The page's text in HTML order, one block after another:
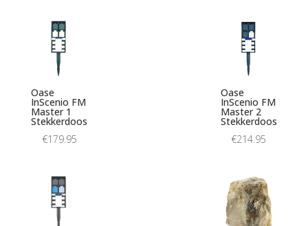
Oase
InScenio FM
Master 1
Stekkerdoos
€179.95
Oase
InScenio FM
Master 2
Stekkerdoos
€214.95